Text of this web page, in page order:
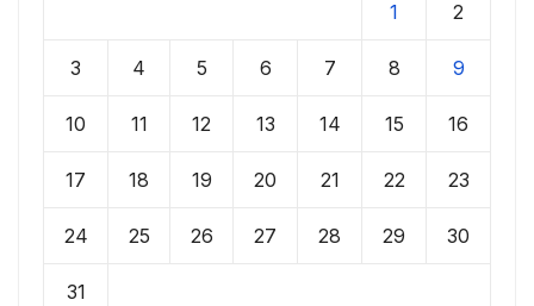
1 2
3 4 5 6 7 8 9
10 11 12 13 14 15 16
17 18 19 20 21 22 23
24 25 26 27 28 29 30
31